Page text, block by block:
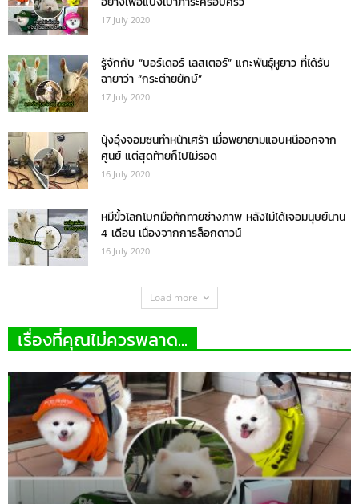
17 July 2020
รู้จักกับ “บอร์เดอร์ เลสเตอร์” แกะพันธุ์หูยาว ที่ได้รับ
ฉายาว่า “กระต่ายยักษ์”
17 July 2020
นุ้งอุ๋งจอมซนทำหน้าเศร้า เมื่อพยายามแอบหนีออกจาก
ศูนย์ แต่สุดท้ายก็ไปไม่รอด
16 July 2020
หมีขั้วโลกโบกมือทักทายช่างภาพ หลังไม่ได้เจอมนุษย์นาน
4 เดือน เนื่องจากการล็อกดาวน์
16 July 2020
Load more
เรื่องที่คุณไม่ควรพลาด...